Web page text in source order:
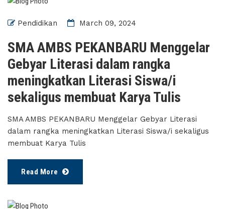
Pendidikan March 09, 2024
SMA AMBS PEKANBARU Menggelar
Gebyar Literasi dalam rangka
meningkatkan Literasi Siswa/i
sekaligus membuat Karya Tulis
SMA AMBS PEKANBARU Menggelar Gebyar Literasi
dalam rangka meningkatkan Literasi Siswa/i sekaligus
membuat Karya Tulis
Read More